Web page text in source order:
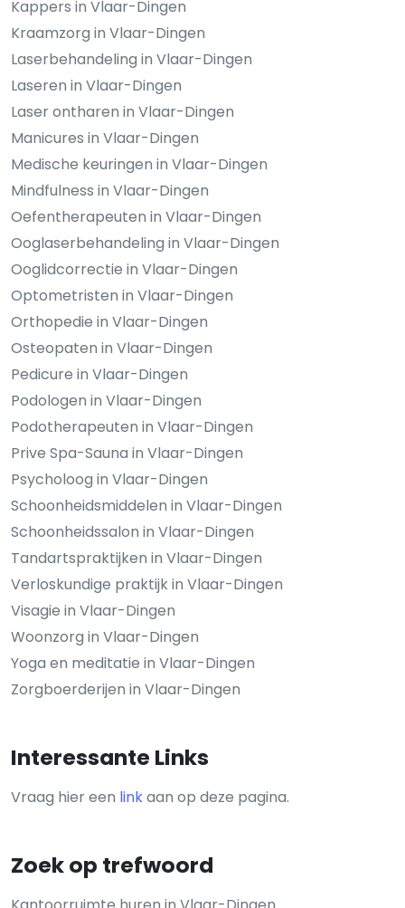
Kappers in Vlaar-Dingen
Kraamzorg in Vlaar-Dingen
Laserbehandeling in Vlaar-Dingen
Laseren in Vlaar-Dingen
Laser ontharen in Vlaar-Dingen
Manicures in Vlaar-Dingen
Medische keuringen in Vlaar-Dingen
Mindfulness in Vlaar-Dingen
Oefentherapeuten in Vlaar-Dingen
Ooglaserbehandeling in Vlaar-Dingen
Ooglidcorrectie in Vlaar-Dingen
Optometristen in Vlaar-Dingen
Orthopedie in Vlaar-Dingen
Osteopaten in Vlaar-Dingen
Pedicure in Vlaar-Dingen
Podologen in Vlaar-Dingen
Podotherapeuten in Vlaar-Dingen
Prive Spa-Sauna in Vlaar-Dingen
Psycholoog in Vlaar-Dingen
Schoonheidsmiddelen in Vlaar-Dingen
Schoonheidssalon in Vlaar-Dingen
Tandartspraktijken in Vlaar-Dingen
Verloskundige praktijk in Vlaar-Dingen
Visagie in Vlaar-Dingen
Woonzorg in Vlaar-Dingen
Yoga en meditatie in Vlaar-Dingen
Zorgboerderijen in Vlaar-Dingen
Interessante Links
Vraag hier een linkaan op deze pagina.
Zoek op trefwoord